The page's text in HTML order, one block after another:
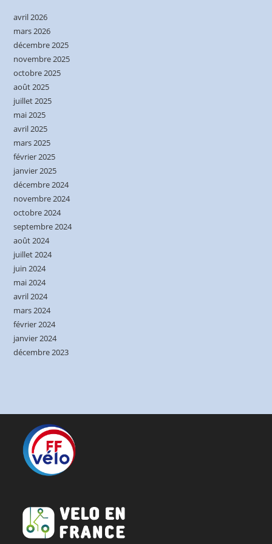
avril 2026
mars 2026
décembre 2025
novembre 2025
octobre 2025
août 2025
juillet 2025
mai 2025
avril 2025
mars 2025
février 2025
janvier 2025
décembre 2024
novembre 2024
octobre 2024
septembre 2024
août 2024
juillet 2024
juin 2024
mai 2024
avril 2024
mars 2024
février 2024
janvier 2024
décembre 2023